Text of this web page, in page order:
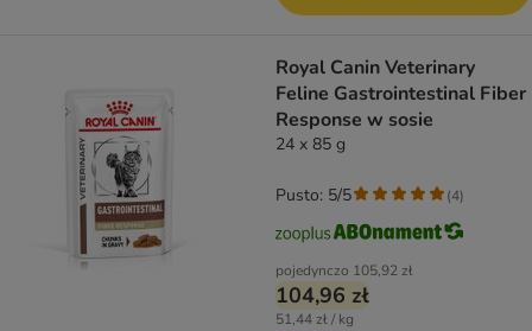
Royal Canin Veterinary
Feline Gastrointestinal Fiber
Response w sosie
24 x 85 g
pojedynczo 105,92 zł
104,96 zł
51,44 zł / kg
Pusto: 5/5 (4)